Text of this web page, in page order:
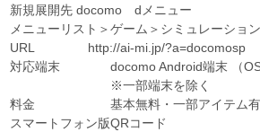
新規展開先 docomo dメニュー
メニューリスト＞ゲーム＞シミュレーション
URL http://ai-mi.jp/?a=docomosp
対応端末 docomo Android端末 （
※一部端末を除く
料金 基本無料・一部アイテム有
スマートフォン版QRコード